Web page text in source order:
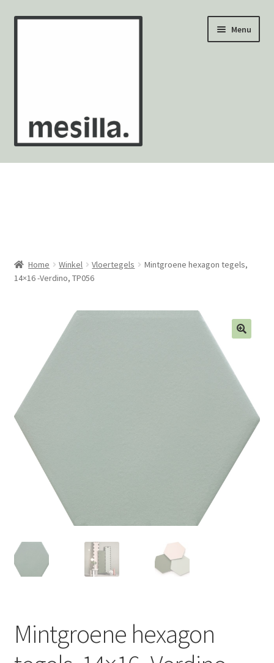
Ga
Ga
Menu
Wandtegels
Mozaïekvellen
Home Winkel Vloertegels
Mintgroene hexagon tegels,
14×16 -Verdino, TP056
Mintgroene hexagon